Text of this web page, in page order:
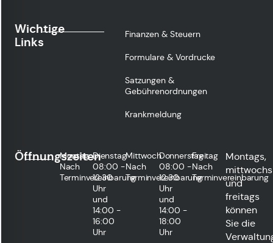
Wichtige
Links
Finanzen & Steuern
Formulare & Vordrucke
Satzungen &
Gebührenordnungen
Krankmeldung
Öffnungszeiten
Montag
Nach
Terminvereinbarung
Dienstag
08:00 -
12:30
Uhr
und
14:00 -
16:00
Uhr
Mittwoch
Nach
Terminvereinbarung
Donnerstag
08:00 -
12:30
Uhr
und
14:00 -
18:00
Uhr
Freitag
Nach
Terminvereinbarung
Montags,
mittwochs
und
freitags
können
Sie die